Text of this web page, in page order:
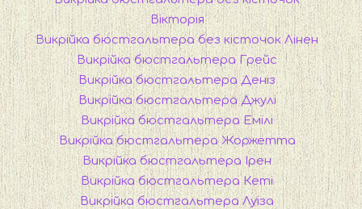
Вікторія
Викрійка бюстгальтера без кісточок Лінен
Викрійка бюстгальтера Грейс
Викрійка бюстгальтера Деніз
Викрійка бюстгальтера Джулі
Викрійка бюстгальтера Емілі
Викрійка бюстгальтера Жоржетта
Викрійка бюстгальтера Ірен
Викрійка бюстгальтера Кеті
Викрійка бюстгальтера Луіза